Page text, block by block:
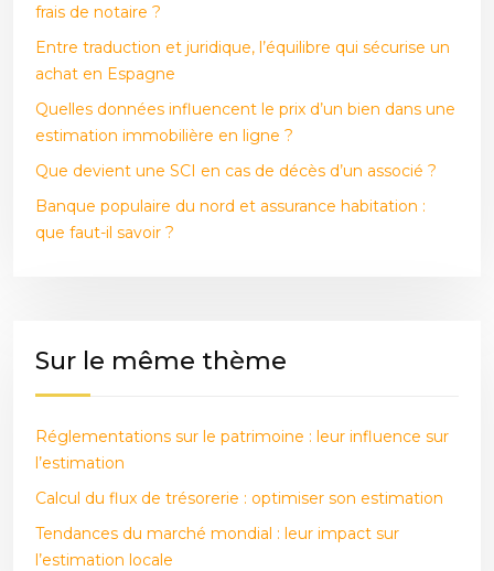
frais de notaire ?
Entre traduction et juridique, l’équilibre qui sécurise un
achat en Espagne
Quelles données influencent le prix d’un bien dans une
estimation immobilière en ligne ?
Que devient une SCI en cas de décès d’un associé ?
Banque populaire du nord et assurance habitation :
que faut-il savoir ?
Sur le même thème
Réglementations sur le patrimoine : leur influence sur
l’estimation
Calcul du flux de trésorerie : optimiser son estimation
Tendances du marché mondial : leur impact sur
l’estimation locale